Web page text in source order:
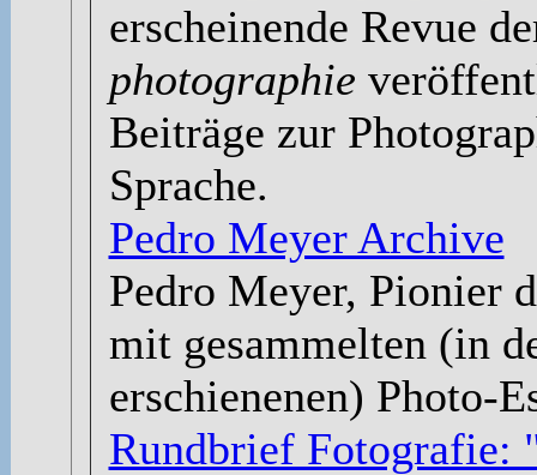
erscheinende Revue
photographie
Beiträge zur
Sprache.
Pedro Meyer Archive
Pedro Meyer, Pionier
mit gesammelten (in
erschienenen) Photo-
Rundbrief